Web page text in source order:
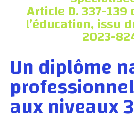
Article D. 337-139
l’éducation, issu
2023-
Un diplôme
aux niveaux